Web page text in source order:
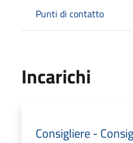
Punti di contatto
Incarichi
Consigliere -